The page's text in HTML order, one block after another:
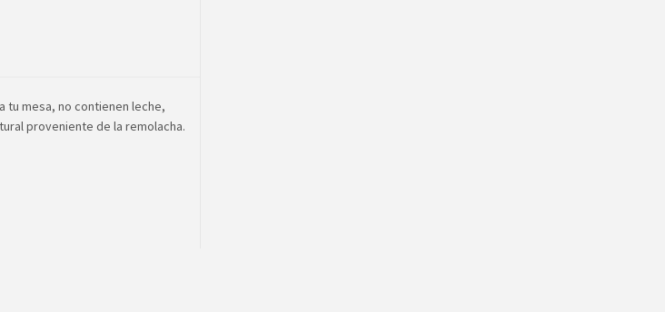
tu mesa, no contienen leche,
proveniente de la remolacha.